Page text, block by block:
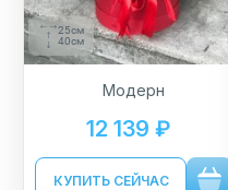
25см
40см
Модерн
12 139 ₽
КУПИТЬ СЕЙЧАС